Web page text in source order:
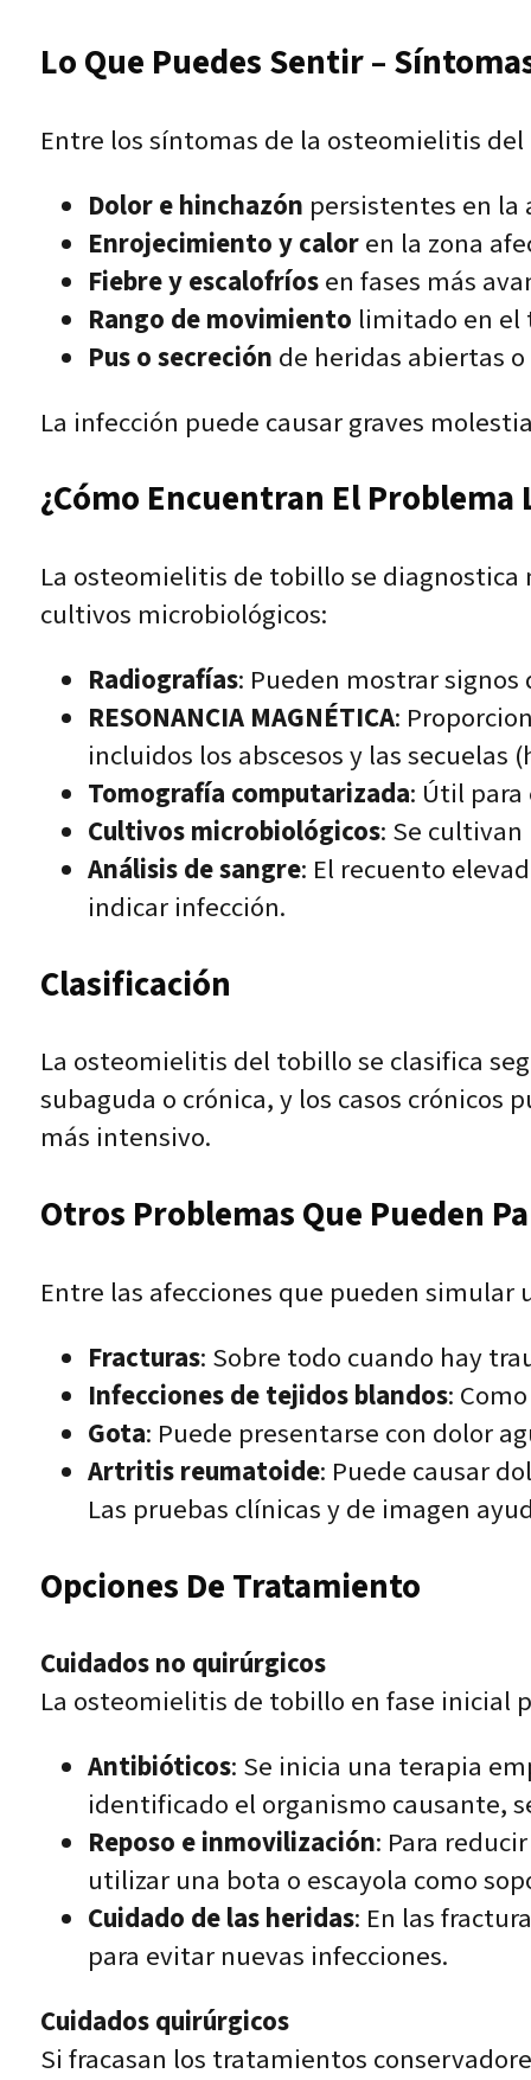
Lo Que Puedes Sentir –
Entre los síntomas de la osteomielitis
Dolor e hinchazón persistentes en
Enrojecimiento y caloren la zona
Fiebre y escalofríosen fases más
Rango de movimiento limitado en el
Pus o secreción de heridas abiertas
La infección puede causar graves
¿Cómo Encuentran El Problema
La osteomielitis de tobillo se
cultivos microbiológicos:
Radiografías: Pueden mostrar
RESONANCIA MAGNÉTICA:
incluidos los abscesos y las secuelas
Tomografía computarizada: Útil
Cultivos microbiológicos: Se
Análisis de sangre: El recuento
indicar infección.
Clasificación
La osteomielitis del tobillo se clasifica
subaguda o crónica, y los casos
más intensivo.
Otros Problemas Que Pueden
Entre las afecciones que pueden
Fracturas: Sobre todo cuando hay
Infecciones de tejidos blandos:
Gota: Puede presentarse con dolor
Artritis reumatoide: Puede causar
Las pruebas clínicas y de imagen
Opciones De Tratamiento
Cuidados no quirúrgicos
La osteomielitis de tobillo en fase inicial
Antibióticos: Se inicia una terapia
identificado el organismo causante,
Reposo e inmovilización: Para
utilizar una bota o escayola como
Cuidado de las heridas: En las
para evitar nuevas infecciones.
Cuidados quirúrgicos
Si fracasan los tratamientos